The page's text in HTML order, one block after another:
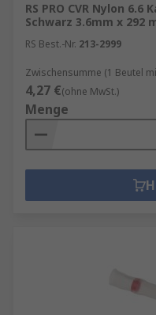
RS PRO CVR Nylon
Schwarz 3.6mm x 292
RS Best.-Nr. 213-2999
Zwischensumme (1 Beutel
4,27 €(ohne MwSt.)
Menge